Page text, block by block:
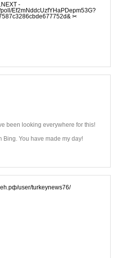
-
Ef2mNddcUzfYHaPDepm53G?
✂
been looking everywhere for this!
Bing. You have made my day!
user/turkeynews76/